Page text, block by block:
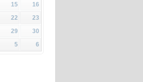
15
16
22
23
29
30
5 6